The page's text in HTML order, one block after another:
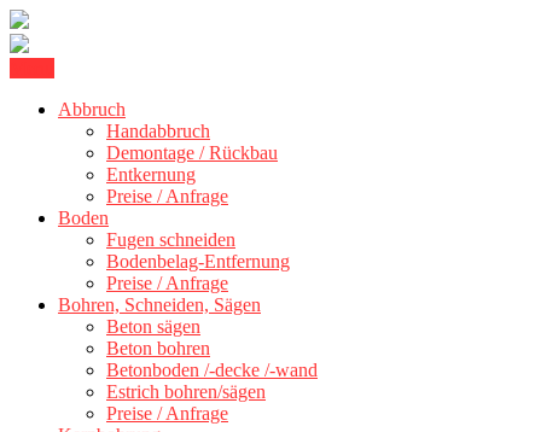
content
Betonschneiden Stuttgart
+ 300 kmAbbruch
Handabbruch
Demontage / Rückbau
Entkernung
Preise / Anfrage
Boden
Fugen schneiden
Bodenbelag-Entfernung
Preise / Anfrage
Bohren, Schneiden, Sägen
Beton sägen
Beton bohren
Betonboden /-decke /-wand
Estrich bohren/sägen
Preise / Anfrage